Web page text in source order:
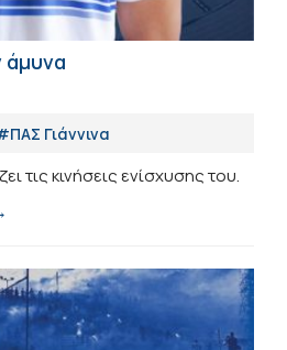
άμυνα
Γιάννινα
τις κινήσεις ενίσχυσης του.